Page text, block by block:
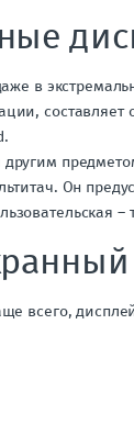
в
составляет
Он
–
всего,